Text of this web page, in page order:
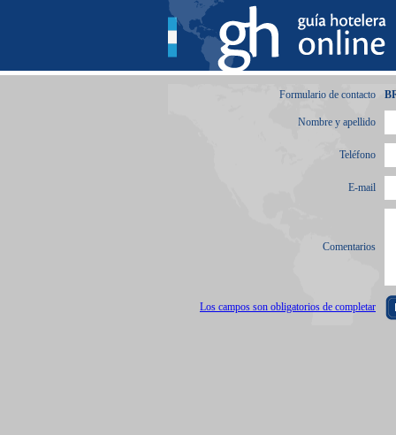
Formulario de contacto
Nombre y apellido
Teléfono
E-mail
Comentarios
Los campos son obligatorios de completar